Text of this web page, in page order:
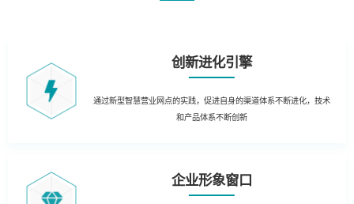
创新进化引擎
通过新型智慧营业网点的实践，促进自身的渠道体系不断进化，技术
和产品体系不断创新
企业形象窗口